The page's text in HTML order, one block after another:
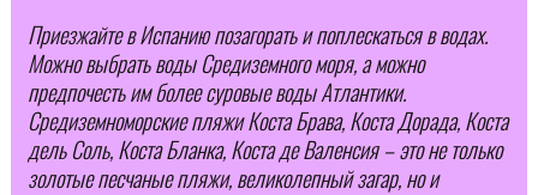
Приезжайте в Испанию позагорать и поплескаться в водах.
Можно выбрать воды Средиземного моря, а можно
предпочесть им более суровые воды Атлантики.
Средиземноморские пляжи Коста Брава, Коста Дорада, Коста
дель Соль, Коста Бланка, Коста де Валенсия – это не только
золотые песчаные пляжи, великолепный загар, но и